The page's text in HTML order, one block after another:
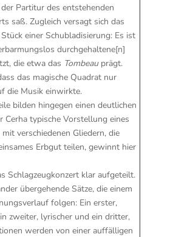
Partitur des entstehenden
saß. Zugleich versagt sich das
einer Schubladisierung: Es ist
durchgehaltene[n]
die etwa das Tombeauprägt.
das magische Quadrat nur
die Musik einwirkte.
bilden hingegen einen deutlichen
Cerha typische Vorstellung eines
verschiedenen Gliedern, die
Erbgut teilen, gewinnt hier
Schlagzeugkonzert klar aufgeteilt.
übergehende Sätze, die einem
folgen: Ein erster,
zweiter, lyrischer und ein dritter,
werden von einer auffälligen